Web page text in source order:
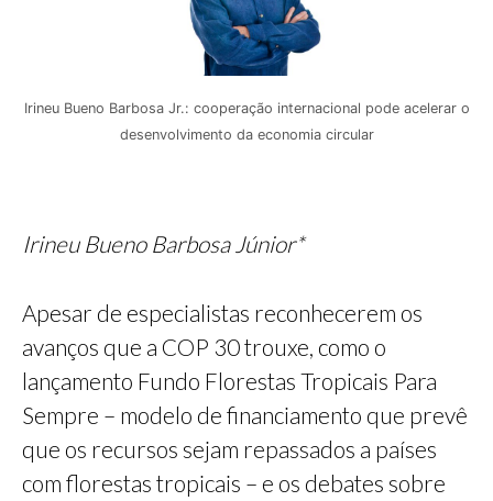
Irineu Bueno Barbosa Jr.: cooperação internacional pode acelerar o
desenvolvimento da economia circular
Irineu Bueno Barbosa Júnior*
Apesar de especialistas reconhecerem os
avanços que a COP 30 trouxe, como o
lançamento Fundo Florestas Tropicais Para
Sempre – modelo de financiamento que prevê
que os recursos sejam repassados a países
com florestas tropicais – e os debates sobre